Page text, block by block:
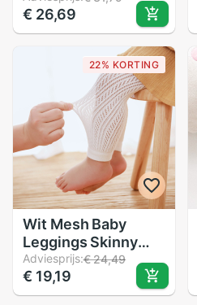
Meisjes Koreaanse
Baby Jongens
€ 26,69
22% KORTING
Wit Mesh Baby
Leggings Skinny
Solid Roze Baby
Meisje Broek Peuter
Kind Breien Broek
Adviesprijs:€ 24,49
€ 19,19